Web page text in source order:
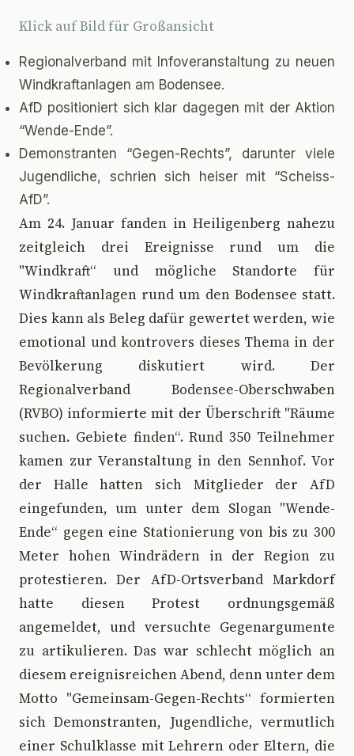
Klick auf Bild für Großansicht
Regionalverband mit Infoveranstaltung zu neuen
Windkraftanlagen am Bodensee.
AfD positioniert sich klar dagegen mit der Aktion
“Wende-Ende”.
Demonstranten “Gegen-Rechts”, darunter viele
Jugendliche, schrien sich heiser mit “Scheiss-
AfD”.
Am 24. Januar fanden in Heiligenberg nahezu
zeitgleich drei Ereignisse rund um die
"Windkraft“ und mögliche Standorte für
Windkraftanlagen rund um den Bodensee statt.
Dies kann als Beleg dafür gewertet werden, wie
emotional und kontrovers dieses Thema in der
Bevölkerung diskutiert wird. Der
Regionalverband Bodensee-Oberschwaben
(RVBO) informierte mit der Überschrift "Räume
suchen. Gebiete finden“. Rund 350 Teilnehmer
kamen zur Veranstaltung in den Sennhof. Vor
der Halle hatten sich Mitglieder der AfD
eingefunden, um unter dem Slogan "Wende-
Ende“ gegen eine Stationierung von bis zu 300
Meter hohen Windrädern in der Region zu
protestieren. Der AfD-Ortsverband Markdorf
hatte diesen Protest ordnungsgemäß
angemeldet, und versuchte Gegenargumente
zu artikulieren. Das war schlecht möglich an
diesem ereignisreichen Abend, denn unter dem
Motto "Gemeinsam-Gegen-Rechts“ formierten
sich Demonstranten, Jugendliche, vermutlich
einer Schulklasse mit Lehrern oder Eltern, die